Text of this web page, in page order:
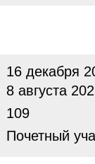
16 декабря
8 августа
109
Почетный